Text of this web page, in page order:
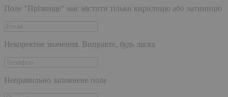
Поле "Прізвище" має містити тільки кирилицю або латиницю
Некоректне значення. Виправте, будь ласка
Неправильно заповнене поле